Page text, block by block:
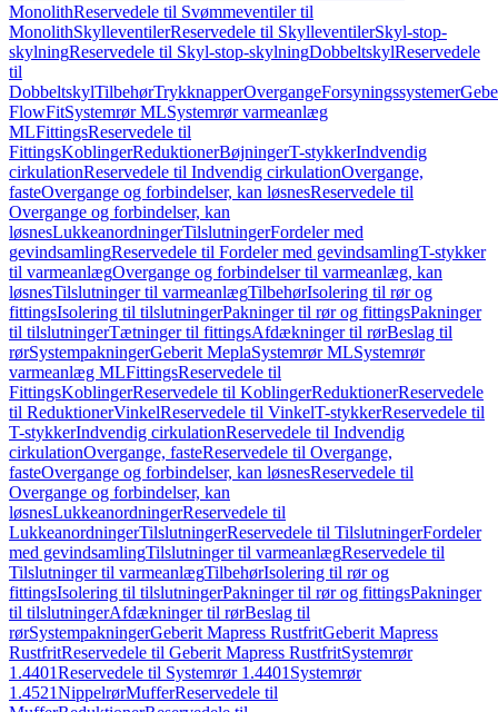
MonolithReservedele til Svømmeventiler til
MonolithSkylleventilerReservedele til SkylleventilerSkyl-stop-
skylningReservedele til Skyl-stop-skylningDobbeltskylReservedele
til
DobbeltskylTilbehørTrykknapperOvergangeForsyningssystemer
FlowFitSystemrør MLSystemrør varmeanlæg
MLFittingsReservedele til
FittingsKoblingerReduktionerBøjningerT-stykkerIndvendig
cirkulationReservedele til Indvendig cirkulationOvergange,
fasteOvergange og forbindelser, kan løsnesReservedele til
Overgange og forbindelser, kan
løsnesLukkeanordningerTilslutningerFordeler med
gevindsamlingReservedele til Fordeler med gevindsamlingT-stykker
til varmeanlægOvergange og forbindelser til varmeanlæg, kan
løsnesTilslutninger til varmeanlægTilbehørIsolering til rør og
fittingsIsolering til tilslutningerPakninger til rør og fittingsPakninger
til tilslutningerTætninger til fittingsAfdækninger til rørBeslag til
rørSystempakningerGeberit MeplaSystemrør MLSystemrør
varmeanlæg MLFittingsReservedele til
FittingsKoblingerReservedele til KoblingerReduktionerReservedele
til ReduktionerVinkelReservedele til VinkelT-stykkerReservedele til
T-stykkerIndvendig cirkulationReservedele til Indvendig
cirkulationOvergange, fasteReservedele til Overgange,
fasteOvergange og forbindelser, kan løsnesReservedele til
Overgange og forbindelser, kan
løsnesLukkeanordningerReservedele til
LukkeanordningerTilslutningerReservedele til TilslutningerFordeler
med gevindsamlingTilslutninger til varmeanlægReservedele til
Tilslutninger til varmeanlægTilbehørIsolering til rør og
fittingsIsolering til tilslutningerPakninger til rør og fittingsPakninger
til tilslutningerAfdækninger til rørBeslag til
rørSystempakningerGeberit Mapress RustfritGeberit Mapress
RustfritReservedele til Geberit Mapress RustfritSystemrør
1.4401Reservedele til Systemrør 1.4401 Systemrør
1.4521NippelrørMufferReservedele til